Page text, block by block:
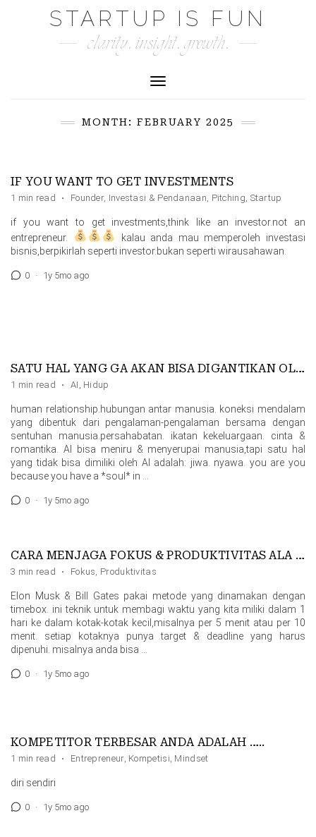
STARTUP IS FUN
clarity. insight. growth.
Toggle Navigation
MONTH: FEBRUARY 2025
IF YOU WANT TO GET INVESTMENTS
1 min read · Founder, Investasi & Pendanaan, Pitching, Startup
if you want to get investments,think like an investor.not an
entrepreneur.
kalau anda mau memperoleh investasi
bisnis,berpikirlah seperti investor.bukan seperti wirausahawan.
0 · 1y 5mo ago
SATU HAL YANG GA AKAN BISA DIGANTIKAN OLEH AI
1 min read · AI , Hidup
human relationship.hubungan antar manusia. koneksi mendalam
yang dibentuk dari pengalaman-pengalaman bersama dengan
sentuhan manusia.persahabatan. ikatan kekeluargaan. cinta &
romantika. AI bisa meniru & menyerupai manusia,tapi satu hal
yang tidak bisa dimiliki oleh AI adalah: jiwa. nyawa. you are you
because you have a *soul* in …
0 · 1y 5mo ago
CARA MENJAGA FOKUS & PRODUKTIVITAS ALA SUPERHUMAN
3 min read · Fokus, Produktivitas
Elon Musk & Bill Gates pakai metode yang dinamakan dengan
timebox. ini teknik untuk membagi waktu yang kita miliki dalam 1
hari ke dalam kotak-kotak kecil,misalnya per 5 menit atau per 10
menit. setiap kotaknya punya target & deadline yang harus
dipenuhi. misalnya anda bisa …
0 · 1y 5mo ago
KOMPETITOR TERBESAR ANDA ADALAH …..
1 min read · Entrepreneur, Kompetisi, Mindset
diri sendiri
0 · 1y 5mo ago